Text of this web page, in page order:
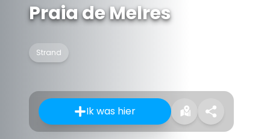
Praia de Melres
Strand
Ik was hier